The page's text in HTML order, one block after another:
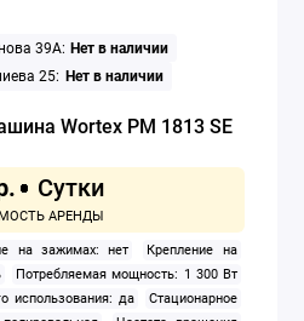
39А: Нет в наличии
25: Нет в наличии
Wortex PM 1813 SE
на зажимах: нет
Крепление на
Потребляемая мощность: 1 300 Вт
использования: да
Стационарное